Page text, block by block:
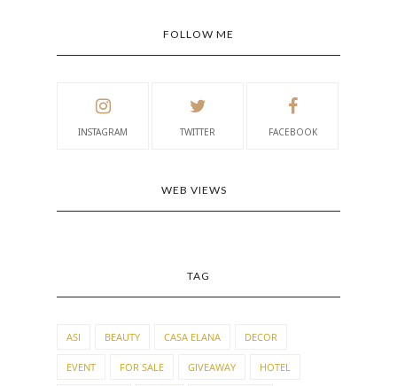
FOLLOW ME
INSTAGRAM TWITTER FACEBOOK
WEB VIEWS
TAG
ASI BEAUTY CASA ELANA DECOR
EVENT FOR SALE GIVEAWAY HOTEL